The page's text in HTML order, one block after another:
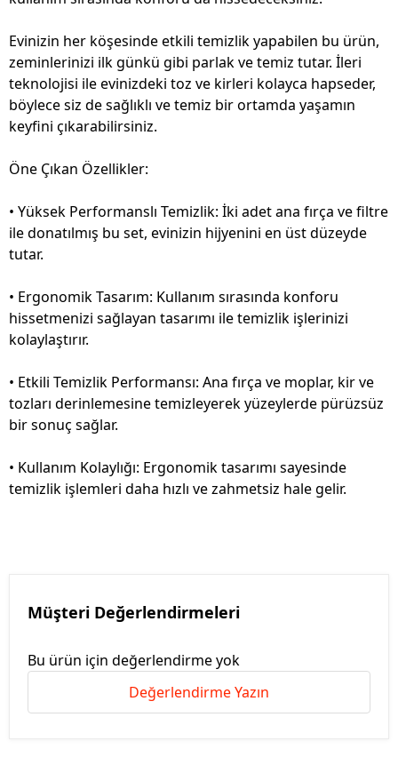
Evinizin her köşesinde etkili temizlik yapabilen bu ürün,
zeminlerinizi ilk günkü gibi parlak ve temiz tutar. İleri
teknolojisi ile evinizdeki toz ve kirleri kolayca hapseder,
böylece siz de sağlıklı ve temiz bir ortamda yaşamın
keyfini çıkarabilirsiniz.
Öne Çıkan Özellikler:
• Yüksek Performanslı Temizlik: İki adet ana fırça ve filtre
ile donatılmış bu set, evinizin hijyenini en üst düzeyde
tutar.
• Ergonomik Tasarım: Kullanım sırasında konforu
hissetmenizi sağlayan tasarımı ile temizlik işlerinizi
kolaylaştırır.
• Etkili Temizlik Performansı: Ana fırça ve moplar, kir ve
tozları derinlemesine temizleyerek yüzeylerde pürüzsüz
bir sonuç sağlar.
• Kullanım Kolaylığı: Ergonomik tasarımı sayesinde
temizlik işlemleri daha hızlı ve zahmetsiz hale gelir.
Müşteri Değerlendirmeleri
Bu ürün için değerlendirme yok
Değerlendirme Yazın